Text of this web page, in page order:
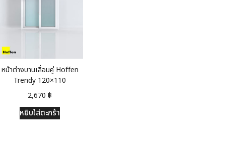
หน้าต่างบานเลื่อนคู่ Hoffen
Trendy 120×110
2,670฿
หยิบใส่ตะกร้า